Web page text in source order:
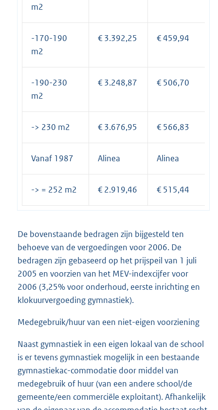
m2
-170-190
m2
€ 3.392,25 € 459,94
-190-230
m2
€ 3.248,87 € 506,70
-> 230 m2 € 3.676,95 € 566,83
Vanaf 1987 Alinea Alinea
-> = 252 m2 € 2.919,46 € 515,44
De bovenstaande bedragen zijn bijgesteld ten
behoeve van de vergoedingen voor 2006. De
bedragen zijn gebaseerd op het prijspeil van 1 juli
2005 en voorzien van het MEV-indexcijfer voor
2006 (3,25% voor onderhoud, eerste inrichting en
klokuurvergoeding gymnastiek).
Medegebruik/huur van een niet-eigen voorziening
Naast gymnastiek in een eigen lokaal van de school
is er tevens gymnastiek mogelijk in een bestaande
gymnastiekac-commodatie door middel van
medegebruik of huur (van een andere school/de
gemeente/een commerciële exploitant). Afhankelijk